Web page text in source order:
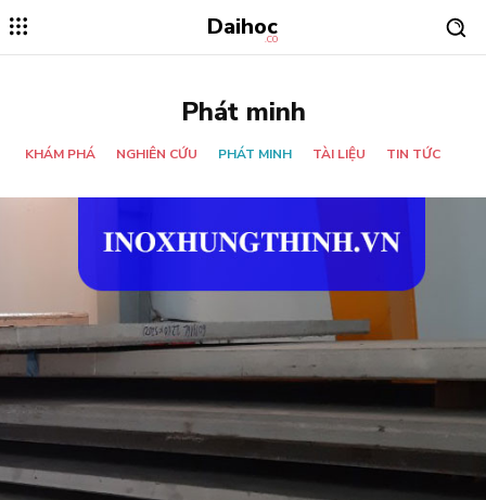
Daihoc
.CO
Phát minh
KHÁM PHÁ NGHIÊN CỨU PHÁT MINH TÀI LIỆU TIN TỨC